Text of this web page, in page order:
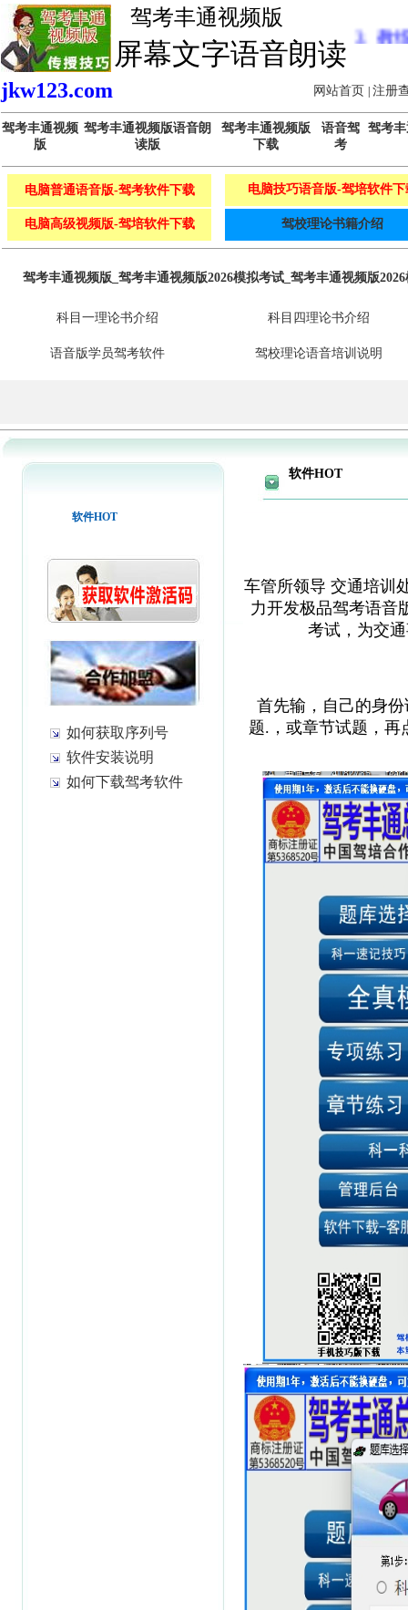
驾考丰通视频版
屏幕文字语音朗读
学习题库，一样的考试界面 (2023-02-02) 3、 教练，驾
jkw123.com 网站首页 注册
驾考丰通视频
版
驾考丰通视频版语音朗
读版
驾考丰通视频版
下载
语音驾
考
驾考
电脑普通语音版-驾考软件下载 电脑技巧语音版-驾培软件下
电脑高级视频版-驾培软件下载 驾校理论书籍介绍
驾考丰通视频版_驾考丰通视频版2026模拟考试_驾考丰通视频版
科目一理论书介绍 科目四理论书介绍
语音版学员驾考软件 驾校理论语音培训说明
软件HOT
如何获取序列号
软件安装说明
如何下载驾考软件
软件HOT
车管所领导 交通培训
力开发极品驾考语音
考试，为交
首先输，自己的身
题.，或章节试题 ，再